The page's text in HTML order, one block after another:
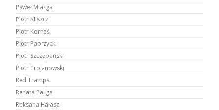
Paweł Miazga
Piotr Kliszcz
Piotr Kornaś
Piotr Paprzycki
Piotr Szczepański
Piotr Trojanowski
Red Tramps
Renata Paliga
Roksana Hałasa